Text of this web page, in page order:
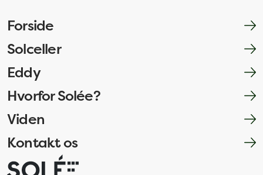
Forside
Solceller
Eddy
Hvorfor Solée?
Viden
Kontakt os